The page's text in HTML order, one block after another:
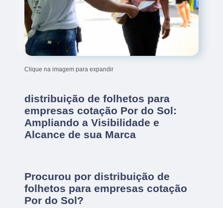
Clique na imagem para expandir
distribuição de folhetos para
empresas cotação Por do Sol:
Ampliando a Visibilidade e
Alcance de sua Marca
Procurou por distribuição de
folhetos para empresas cotação
Por do Sol?